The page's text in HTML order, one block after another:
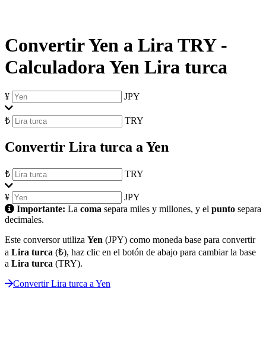
Convertir Yen a Lira TRY-
Calculadora Yen Lira turca
¥ JPY
₺ TRY
Convertir Lira turca a Yen
₺ TRY
¥
JPY
Importante: La coma separa miles y millones, y el punto separa
decimales.
Este conversor utiliza Yen (JPY) como moneda base para convertir
a Lira turca (₺), haz clic en el botón de abajo para cambiar la base
a Lira turca (TRY).
Convertir Lira turca a Yen